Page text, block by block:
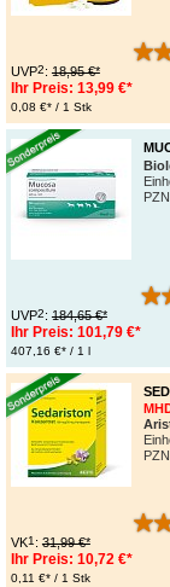
UVP2: 18,95 €*
Ihr Preis: 13,99 €*
0,08 €* / 1 Stk
PZN
UVP2: 184,65 €*
Ihr Preis: 101,79 €*
407,16 €* / 1 l
PZN
VK1 : 31,99 €*
Ihr Preis: 10,72 €*
0,11 €* / 1 Stk